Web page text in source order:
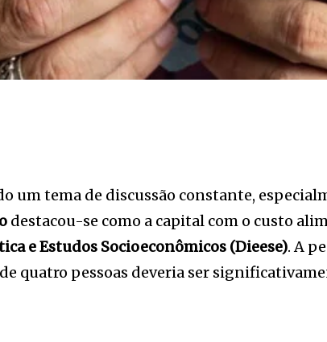
um tema de discussão constante,
destacou-se como a capital com o custo
e Estudos Socioeconômicos (Dieese). A
quatro pessoas deveria ser